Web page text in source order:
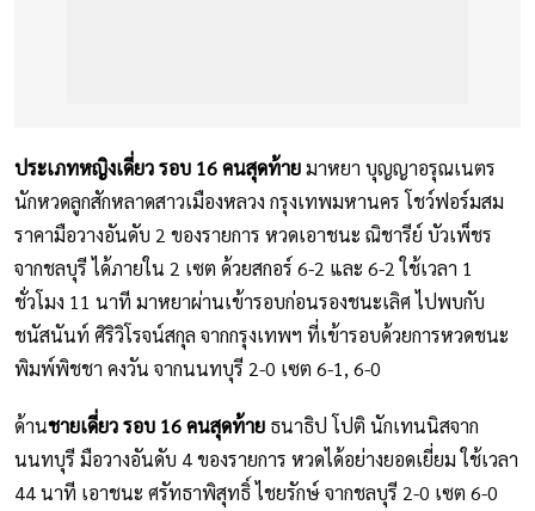
ประเภทหญิงเดี่ยว รอบ 16 คนสุดท้ายมาหยา บุญญาอรุณเนตร
นักหวดลูกสักหลาดสาวเมืองหลวง กรุงเทพมหานคร โชว์ฟอร์มสม
ราคามือวางอันดับ 2 ของรายการ หวดเอาชนะ ณิชารีย์ บัวเพ็ชร
จากชลบุรี ได้ภายใน 2 เซต ด้วยสกอร์ 6-2 และ 6-2 ใช้เวลา 1
ชั่วโมง 11 นาที มาหยาผ่านเข้ารอบก่อนรองชนะเลิศ ไปพบกับ
ชนัสนันท์ ศิริวิโรจน์สกุล จากกรุงเทพฯ ที่เข้ารอบด้วยการหวดชนะ
พิมพ์พิชชา คงวัน จากนนทบุรี 2-0 เซต 6-1, 6-0
ด้านชายเดี่ยว รอบ 16 คนสุดท้าย ธนาธิป โปติ นักเทนนิสจาก
นนทบุรี มือวางอันดับ 4 ของรายการ หวดได้อย่างยอดเยี่ยม ใช้เวลา
44 นาที เอาชนะ ศรัทธาพิสุทธิ์ ไชยรักษ์ จากชลบุรี 2-0 เซต 6-0